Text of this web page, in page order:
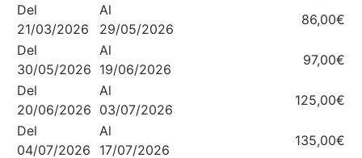
Del
21/03/2026
Al
29/05/2026
86,00€
Del
30/05/2026
Al
19/06/2026
97,00€
Del
20/06/2026
Al
03/07/2026
125,00€
Del
04/07/2026
Al
17/07/2026
135,00€